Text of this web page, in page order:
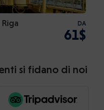
DA
61$
si fidano di noi